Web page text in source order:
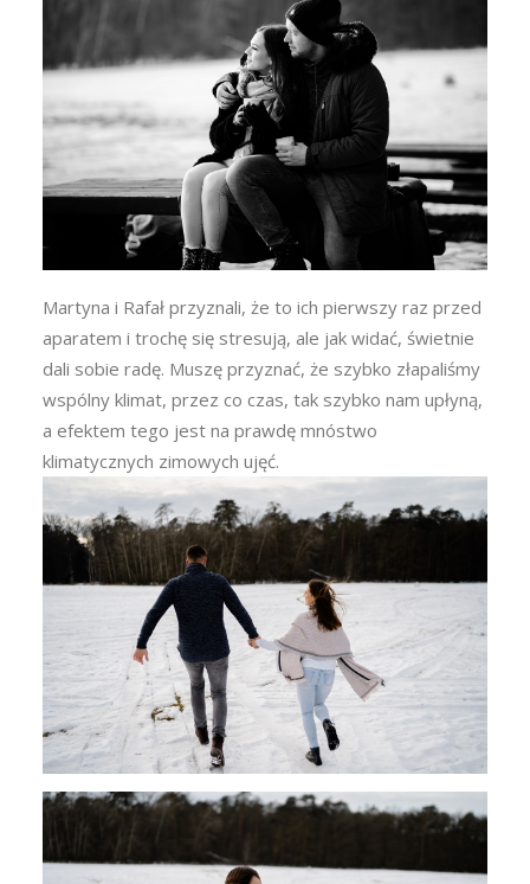
Martyna i Rafał przyznali, że to ich pierwszy raz przed
aparatem i trochę się stresują, ale jak widać, świetnie
dali sobie radę. Muszę przyznać, że szybko złapaliśmy
wspólny klimat, przez co czas, tak szybko nam upłyną,
a efektem tego jest na prawdę mnóstwo
klimatycznych zimowych ujęć.